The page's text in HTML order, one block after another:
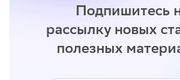
Подпишитесь
рассылку новых
полезных